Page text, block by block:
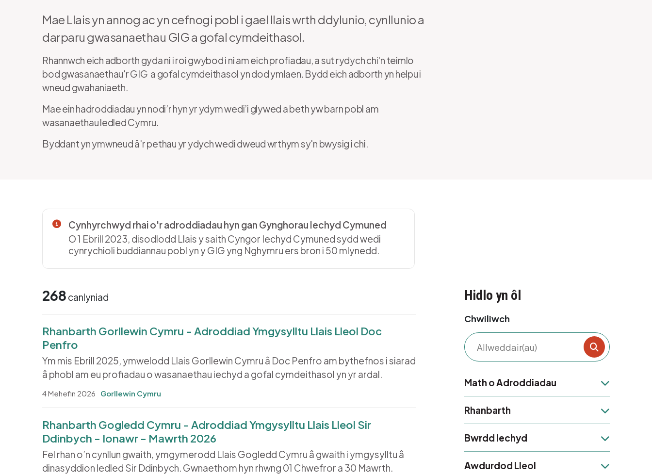
Mae Llais yn annog ac yn cefnogi pobl i gael llais wrth ddylunio, cynllunio a
darparu gwasanaethau GIG a gofal cymdeithasol.
Rhannwch eich adborth gyda ni i roi gwybod i ni am eich profiadau, a sut rydych chi'n teimlo
bod gwasanaethau'r GIG a gofal cymdeithasol yn dod ymlaen. Bydd eich adborth yn helpu i
wneud gwahaniaeth.
Mae ein hadroddiadau yn nodi’r hyn yr ydym wedi’i glywed a beth yw barn pobl am
wasanaethau ledled Cymru.
Byddant yn ymwneud â'r pethau yr ydych wedi dweud wrthym sy'n bwysig i chi.
Cynhyrchwyd rhai o'r adroddiadau hyn gan Gynghorau Iechyd Cymuned
O 1 Ebrill 2023, disodlodd Llais y saith Cyngor Iechyd Cymuned sydd wedi
cynrychioli buddiannau pobl yn y GIG yng Nghymru ers bron i 50 mlynedd.
Hidlo yn ôl
Chwiliwch
Filter
Math o Adroddiadau
Math o Adroddiadau
Rhanbarth
Rhanbarth
Bwrdd Iechyd
Bwrdd Iechyd
Awdurdod Lleol
Awdurdod Lleol
268 canlyniad
Rhanbarth Gorllewin Cymru - Adroddiad Ymgysylltu Llais Lleol Doc
Penfro
Ym mis Ebrill 2025, ymwelodd Llais Gorllewin Cymru â Doc Penfro am bythefnos i siarad
â phobl am eu profiadau o wasanaethau iechyd a gofal cymdeithasol yn yr ardal.
4 Mehefin 2026 Gorllewin Cymru
Rhanbarth Gogledd Cymru - Adroddiad Ymgysylltu Llais Lleol Sir
Ddinbych - Ionawr - Mawrth 2026
Fel rhan o’n cynllun gwaith, ymgymerodd Llais Gogledd Cymru â gwaith i ymgysylltu â
dinasyddion ledled Sir Ddinbych. Gwnaethom hyn rhwng 01 Chwefror a 30 Mawrth.